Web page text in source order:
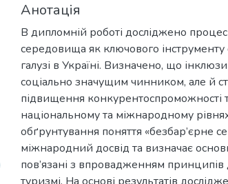
Анотація
В дипломній роботі досліджено
середовища як ключового інструменту
галузі в Україні. Визначено, що
соціально значущим чинником, але й
підвищення конкурентоспроможності
національному та міжнародному
обґрунтування поняття «безбар’єрне
міжнародний досвід та визначає
пов’язані з впровадженням принципів